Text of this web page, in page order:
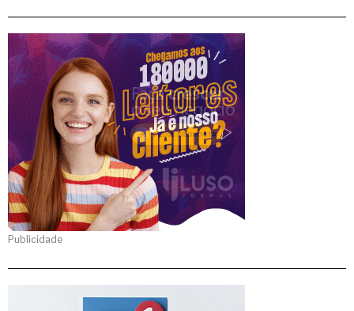
Publicidade